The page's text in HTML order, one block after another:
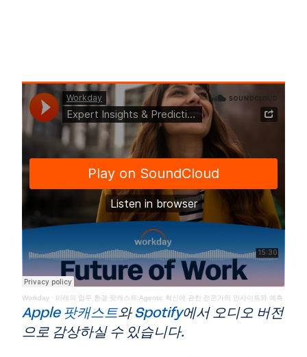
Workday · 미래의 업무 환경 팟캐스트:Agentic 혁신에 관한 전문가의 인사이트와 예측
Apple 팟캐스트와Spotify에서 오디오 버전
으로 감상하실 수 있습니다.